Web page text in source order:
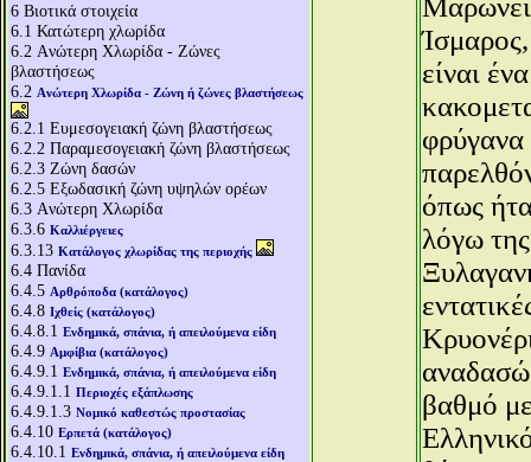
6 Βιοτικά στοιχεία
6.1 Κατώτερη χλωρίδα
6.2 Aνώτερη Χλωρίδα - Ζώνες
βλαστήσεως
6.2 Aνώτερη Χλωρίδα - Ζώνη ή ζώνες βλαστήσεως
6.2.1 Ευμεσογειακή ζώνη βλαστήσεως
6.2.2 Παραμεσογειακή ζώνη βλαστήσεως
6.2.3 Ζώνη δασών
6.2.5 Εξωδασική ζώνη υψηλών ορέων
6.3 Aνώτερη Χλωρίδα
6.3.6 Καλλιέργειες
6.3.13 Κατάλογος χλωρίδας της περιοχής
6.4 Πανίδα
6.4.5 Αρθρόποδα (κατάλογος)
6.4.8 Ιχθείς (κατάλογος)
6.4.8.1 Ενδημικά, σπάνια, ή απειλούμενα είδη
6.4.9 Αμφίβια (κατάλογος)
6.4.9.1 Ενδημικά, σπάνια, ή απειλούμενα είδη
6.4.9.1.1 Περιοχές εξάπλωσης
6.4.9.1.3 Νομικό καθεστώς προστασίας
6.4.10 Ερπετά (κατάλογος)
6.4.10.1 Ενδημικά, σπάνια, ή απειλούμενα είδη
είναι
φρύγανα
όπως
λόγω
βαθμό